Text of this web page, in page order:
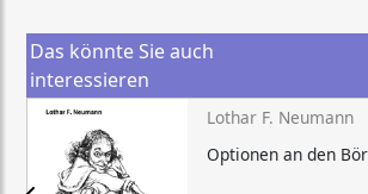
Das könnte Sie auch
interessieren
Lothar F. Neumann
Optionen an den